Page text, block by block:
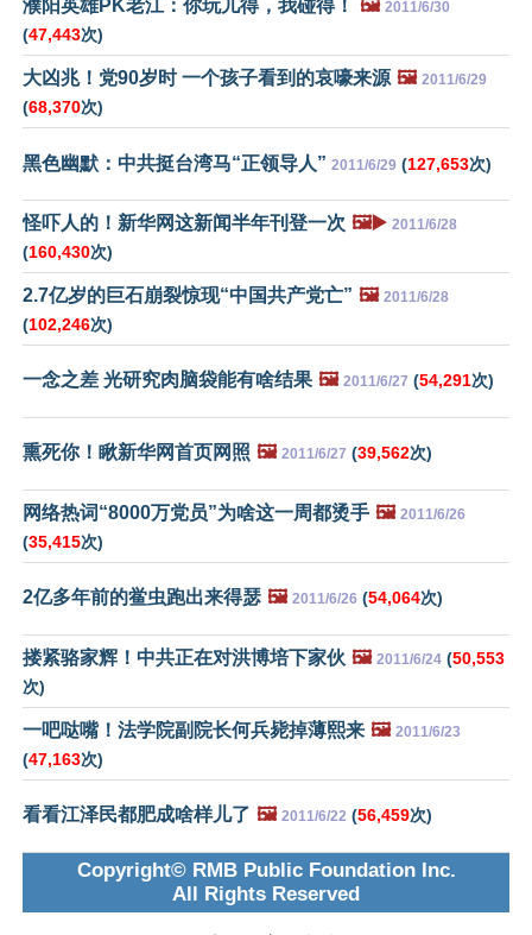
濮阳英雄PK老江：你玩儿得，我碰得！ 🖼️ 2011/6/30
(47,443次)
大凶兆！党90岁时 一个孩子看到的哀嚎来源 🖼️ 2011/6/29
(68,370次)
黑色幽默：中共挺台湾马“正领导人” 2011/6/29 (127,653次)
怪吓人的！新华网这新闻半年刊登一次 🖼️▶️ 2011/6/28
(160,430次)
2.7亿岁的巨石崩裂惊现“中国共产党亡” 🖼️ 2011/6/28
(102,246次)
一念之差 光研究肉脑袋能有啥结果 🖼️ 2011/6/27 (54,291次)
熏死你！瞅新华网首页网照 🖼️ 2011/6/27 (39,562次)
网络热词“8000万党员”为啥这一周都烫手 🖼️ 2011/6/26
(35,415次)
2亿多年前的鲎虫跑出来得瑟 🖼️ 2011/6/26 (54,064次)
搂紧骆家辉！中共正在对洪博培下家伙 🖼️ 2011/6/24 (50,553
次)
一吧哒嘴！法学院副院长何兵毙掉薄熙来 🖼️ 2011/6/23
(47,163次)
看看江泽民都肥成啥样儿了 🖼️ 2011/6/22 (56,459次)
Copyright© RMB Public Foundation Inc.
All Rights Reserved